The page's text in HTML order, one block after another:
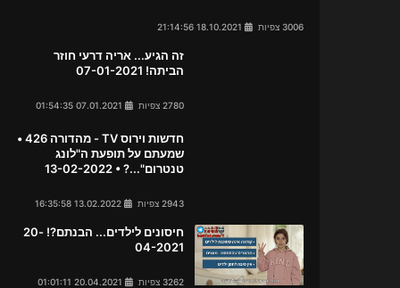
3006 צפיות
זה הגיע... אריה דרעי חוזר
הביתה! 07-01-2021
2780 צפיות
חדשות וירוס TV - מהדורה 426 •
שמעתם על תופעת ה"לונג
טנטרום"...? • 13-02-2022
2943 צפיות
חיסונים לילדים... הבנתם?! 20-
04-2021
3262 צפיות